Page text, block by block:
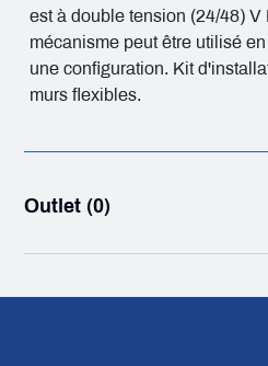
est à double tension (24/48) V
mécanisme peut être utilisé
une configuration. Kit
murs flexibles.
Outlet (0)